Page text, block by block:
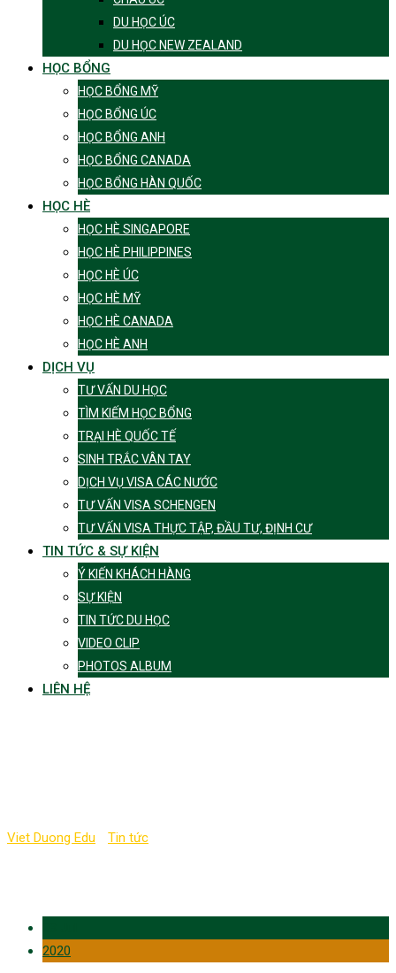
DU HỌC ÚC
DU HỌC NEW ZEALAND
HỌC BỔNG
HỌC BỔNG MỸ
HỌC BỔNG ÚC
HỌC BỔNG ANH
HỌC BỔNG CANADA
HỌC BỔNG HÀN QUỐC
HỌC HÈ
HỌC HÈ SINGAPORE
HỌC HÈ PHILIPPINES
HỌC HÈ ÚC
HỌC HÈ MỸ
HỌC HÈ CANADA
HỌC HÈ ANH
DỊCH VỤ
TƯ VẤN DU HỌC
TÌM KIẾM HỌC BỔNG
TRẠI HÈ QUỐC TẾ
SINH TRẮC VÂN TAY
DỊCH VỤ VISA CÁC NƯỚC
TƯ VẤN VISA SCHENGEN
TƯ VẤN VISA THỰC TẬP, ĐẦU TƯ, ĐỊNH CƯ
TIN TỨC & SỰ KIỆN
Ý KIẾN KHÁCH HÀNG
SỰ KIỆN
TIN TỨC DU HỌC
VIDEO CLIP
PHOTOS ALBUM
LIÊN HỆ
Viet Duong Edu Tin tức
2020